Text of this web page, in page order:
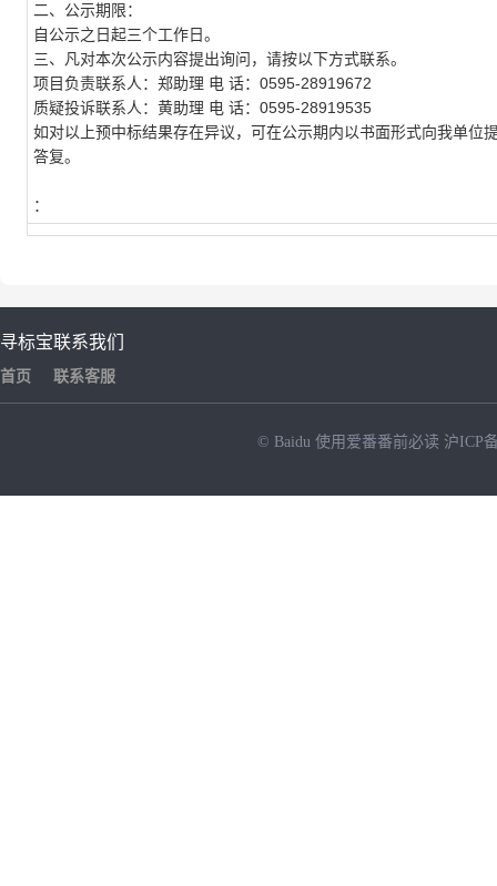
二、公示期限：
自公示之日起三个工作日。
三、凡对本次公示内容提出询问，请按以下方式联系。
项目负责联系人：郑助理 电 话：0595-28919672
质疑投诉联系人：黄助理 电 话：0595-28919535
如对以上预中标结果存在异议，可在公示期内以书面形式向我单
答复。
：
寻标宝
首页
联系我们
联系客服
© Baidu 使用爱番番前必读 沪ICP